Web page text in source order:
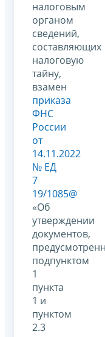
налоговым
органом
сведений,
составляющих
налоговую
тайну,
взамен
приказа
ФНС
России
от
14.11.2022
№ ЕД
7
19/1085@
«Об
утверждении
документов,
подпунктом
1
пункта
1 и
пунктом
2.3